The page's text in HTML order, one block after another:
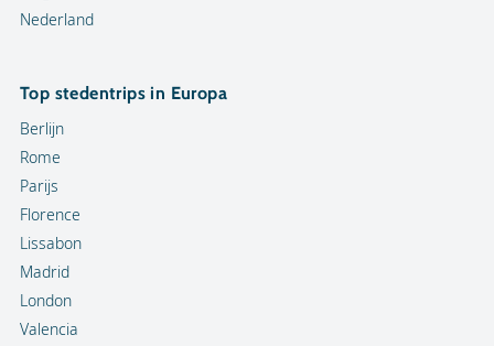
Nederland
Top stedentrips in Europa
Berlijn
Rome
Parijs
Florence
Lissabon
Madrid
London
Valencia